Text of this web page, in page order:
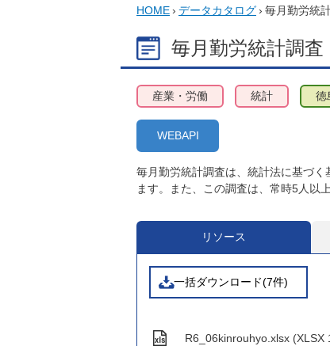
HOME› データカタログ› 毎月勤労統
毎月勤労統計調
産業・労働 統計 徳
WEBAPI
毎月勤労統計調査は、統計法に基づ
ます。また、この調査は、常時5人以
リソース
一括ダウンロード(7件)
R6_06kinrouhyo.xlsx (XLSX